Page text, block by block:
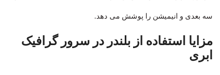
سه بعدی و انیمیشن را پوشش می دهد.
مزایا استفاده از بلندر در سرور گرافیک
ابری